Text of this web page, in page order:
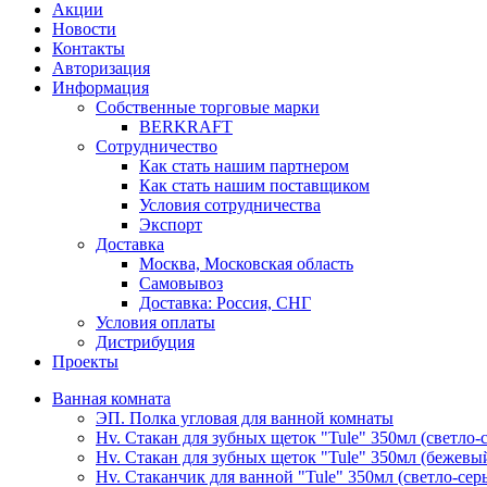
Акции
Новости
Контакты
Авторизация
Информация
Собственные торговые марки
BERKRAFT
Сотрудничество
Как стать нашим партнером
Как стать нашим поставщиком
Условия сотрудничества
Экспорт
Доставка
Москва, Московская область
Самовывоз
Доставка: Россия, СНГ
Условия оплаты
Дистрибуция
Проекты
Ванная комната
ЭП. Полка угловая для ванной комнаты
Hv. Стакан для зубных щеток "Tule" 350мл (светло-
Hv. Стакан для зубных щеток "Tule" 350мл
Hv. Стаканчик для ванной "Tule" 350мл (светло-